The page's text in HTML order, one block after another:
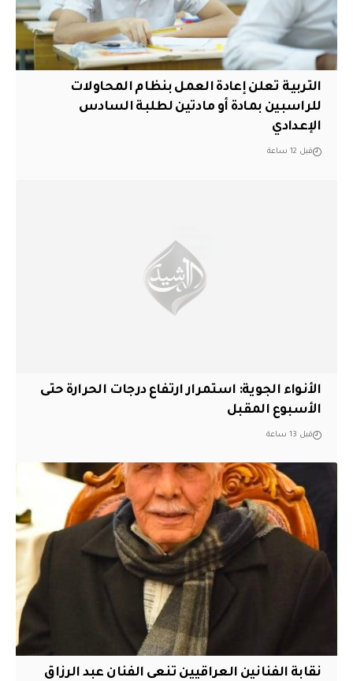
التربية تعلن إعادة العمل بنظام المحاولات
للراسبين بمادة أو مادتين لطلبة السادس
الإعدادي
قبل 12 ساعة
الأنواء الجوية: استمرار ارتفاع درجات الحرارة حتى
الأسبوع المقبل
قبل 13 ساعة
نقابة الفنانين العراقيين تنعى الفنان عبد الرزاق